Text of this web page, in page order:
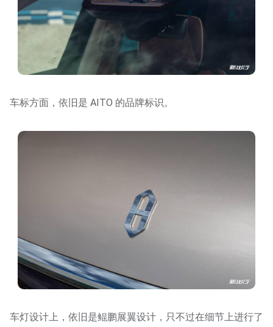
车标方面，依旧是 AITO 的品牌标识。
车灯设计上，依旧是鲲鹏展翼设计，只不过在细节上进行了